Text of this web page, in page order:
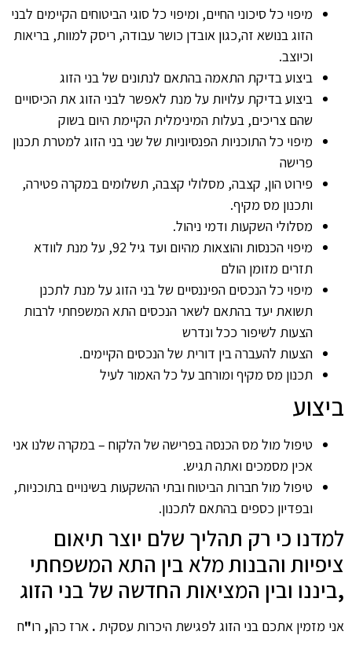
מיפוי כל סיכוני החיים, ומיפוי כל סוגי הביטוחים הקיימים לבני
הזוג בנושא זה,כגון אובדן כושר עבודה, ריסק למוות, בריאות
וכיוצב.
ביצוע בדיקת התאמה בהתאם לנתונים של בני הזוג
ביצוע בדיקת עלויות על מנת לאפשר לבני הזוג את הכיסויים
שהם צריכים, בעלות המינימלית הקיימת היום בשוק
מיפוי כל התוכניות הפנסיוניות של שני בני הזוג למטרת תכנון
פרישה
פירוט הון, קצבה, מסלולי קצבה, תשלומים במקרה פטירה,
ותכנון מס מקיף.
מסלולי השקעות ודמי ניהול.
מיפוי הכנסות והוצאות מהיום ועד גיל 92, על מנת לוודא
תזרים מזומן הולם
מיפוי כל הנכסים הפיננסיים של בני הזוג על מנת לתכנן
תשואת יעד בהתאם לשאר הנכסים התא המשפחתי לרבות
הצעות לשיפור ככל ונדרש
הצעות להעברה בין דורית של הנכסים הקיימים.
תכנון מס מקיף ומורחב על כל האמור לעיל
ביצוע
טיפול מול מס הכנסה בפרישה של הלקוח – במקרה שלנו אני
אכין מסמכים ואתה תגיש.
טיפול מול חברות הביטוח ובתי ההשקעות בשינויים בתוכניות,
ובפדיון כספים בהתאם לתכנון.
למדנו כי רק תהליך שלם יוצר תיאום
ציפיות והבנות מלא בין התא המשפחתי
,ביננו ובין המציאות החדשה של בני הזוג
אני מזמין אתכם בני הזוג לפגישת היכרות עסקית . ארז כהן, רו"ח